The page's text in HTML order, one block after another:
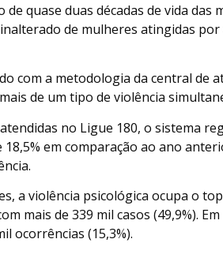
quase duas décadas de vida das
de mulheres atingidas por
com a metodologia da central de
de um tipo de violência
no Ligue 180, o sistema
em comparação ao ano
a violência psicológica ocupa o
mais de 339 mil casos (49,9%).
ocorrências (15,3%).